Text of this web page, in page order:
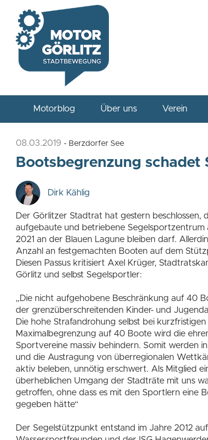
Motorblog Über uns Verein
08.03.2019 - Berzdorfer See
Bootsbegrenzung schadet
Dirk Kählig
Der Görlitzer Stadtrat hat gestern beschlossen,
aufgebaute und betriebene Segelsportzentrum
2021 an der Blauen Lagune bleiben darf.
Anzahl an festgemachten Booten auf dem
Diesen Passus kritisiert Axel Krüger,
Görlitz und selbst Segelsportler:
„Die nicht aufgehobene Beschränkung auf 40
der grenzüberschreitenden Kinder- und
Die hohe Strafandrohung selbst bei
Maximalbegrenzung auf 40 Boote wird die
Sportvereine massiv behindern. Somit werden
und die Austragung von überregionalen
aktiv beleben, unnötig erschwert. Als Mitglied
überheblichen Umgang der Stadträte mit uns
getroffen, ohne dass es mit den Sportlern eine
gegeben hätte“
Der Segelstützpunkt entstand im Jahre 2012